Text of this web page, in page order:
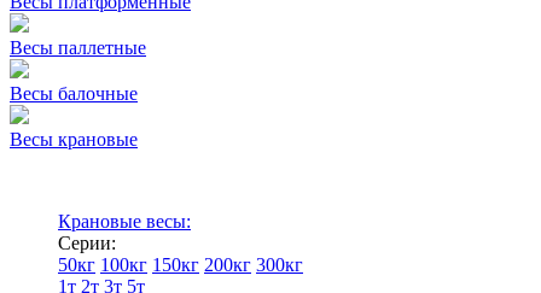
Весы паллетные
Весы балочные
Весы крановые
Крановые весы:
Серии:
50кг 100кг 150кг 200кг 300кг
1т 2т 3т 5т